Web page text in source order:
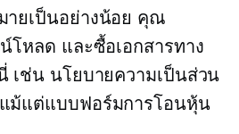
ายเป็นอย่างน้อย คุณ
โหลด และซื้อเอกสารทาง
เช่น นโยบายความเป็นส่วน
ม้แต่แบบฟอร์มการโอนหุ้น